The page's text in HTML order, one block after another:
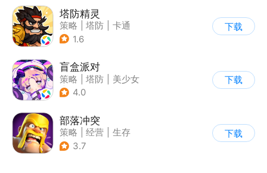
塔防精灵
策略 塔防
卡通
| 自走棋
1.6
下载
盲盒派对
策略 塔防
美少女
| 卡通
4.0
下载
部落冲突
策略 经营
生存
| 部落冲突
3.7
下载